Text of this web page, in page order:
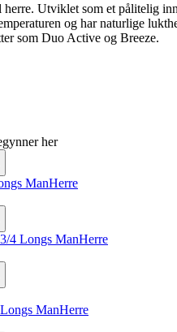
Utviklet som et pålitelig
og har naturlige
som Duo Active og Breeze.
her
ManHerre
4 Longs ManHerre
ManHerre